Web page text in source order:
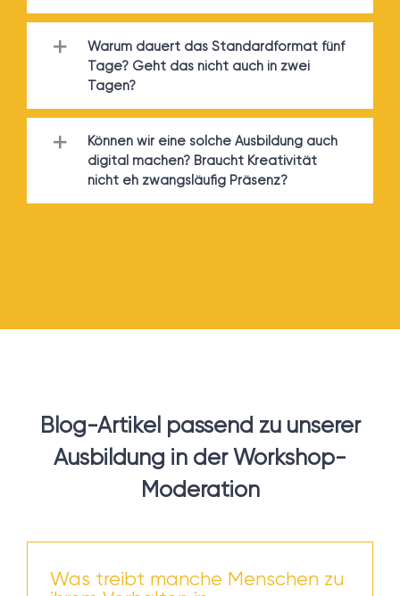
Warum dauert das Standardformat fünf
Tage? Geht das nicht auch in zwei
Tagen?
Können wir eine solche Ausbildung auch
digital machen? Braucht Kreativität
nicht eh zwangsläufig Präsenz?
Blog-Artikel passend zu unserer
Ausbildung in der Workshop-
Moderation
Was treibt manche Menschen zu